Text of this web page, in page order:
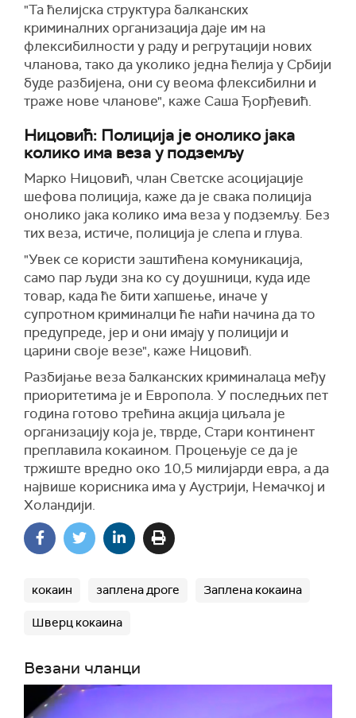
"Та ћелијска структура балканских
криминалних организација даје им на
флексибилности у раду и регрутацији нових
чланова, тако да уколико једна ћелија у Србији
буде разбијена, они су веома флексибилни и
траже нове чланове", каже Саша Ђорђевић.
Ницовић: Полиција је онолико јака
колико има веза у подземљу
Марко Ницовић, члан Светске асоцијације
шефова полиција, каже да је свака полиција
онолико јака колико има веза у подземљу. Без
тих веза, истиче, полиција је слепа и глува.
"Увек се користи заштићена комуникација,
само пар људи зна ко су доушници, куда иде
товар, када ће бити хапшење, иначе у
супротном криминалци ће наћи начина да то
предупреде, јер и они имају у полицији и
царини своје везе", каже Ницовић.
Разбијање веза балканских криминалаца међу
приоритетима је и Европола. У последњих пет
година готово трећина акција циљала је
организацију која је, тврде, Стари континент
преплавила кокаином. Процењује се да је
тржиште вредно око 10,5 милијарди евра, а да
највише корисника има у Аустрији, Немачкој и
Холандији.
кокаин заплена дроге Заплена кокаина
Шверц кокаина
Везани чланци